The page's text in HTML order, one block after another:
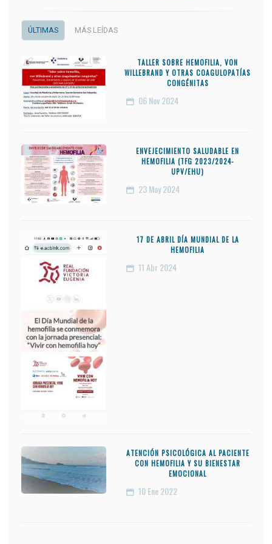
ÚLTIMAS MÁS LEÍDAS
TALLER SOBRE HEMOFILIA, VON
WILLEBRAND Y OTRAS COAGULOPATÍAS
CONGÉNITAS
06 Nov 2024
ENVEJECIMIENTO SALUDABLE EN
HEMOFILIA (TFG 2023/2024-
UPV/EHU)
23 May 2024
17 DE ABRIL DÍA MUNDIAL DE LA
HEMOFILIA
11Abr 2024
ATENCIÓN PSICOLÓGICA AL PACIENTE
CON HEMOFILIA Y SU BIENESTAR
EMOCIONAL
10 Ene 2022